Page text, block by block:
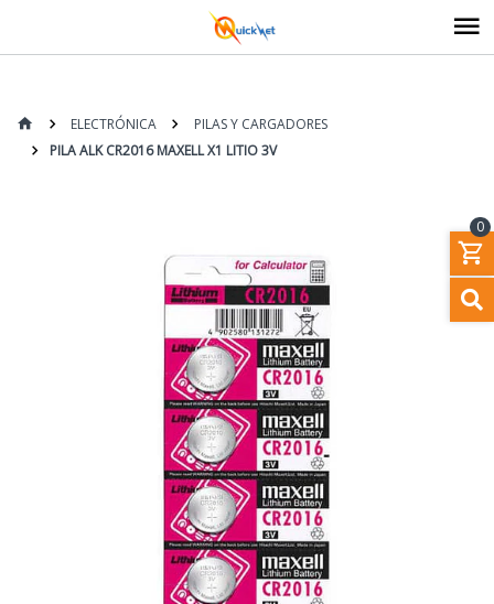
0
ELECTRÓNICA
PILAS Y CARGADORES
PILA ALK CR2016 MAXELL X1 LITIO 3V